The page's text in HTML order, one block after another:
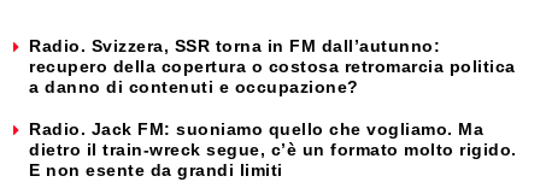
Radio. Svizzera, SSR torna in FM dall’autunno:
recupero della copertura o costosa retromarcia politica
a danno di contenuti e occupazione?
Radio. Jack FM: suoniamo quello che vogliamo. Ma
dietro il train-wreck segue, c’è un formato molto rigido.
E non esente da grandi limiti